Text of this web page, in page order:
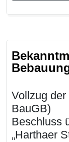
Vollzug
BauGB)
Beschluss
„Harthaer